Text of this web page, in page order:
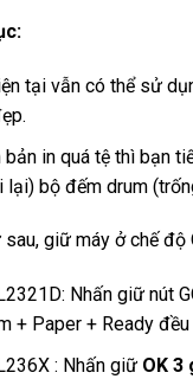
tại vẫn có thể sử
bản in quá tệ thì bạn
lại) bộ đếm drum
giữ máy ở chế độ
Nhấn giữ nút
+ Paper + Ready đều
: Nhấn giữOK 3